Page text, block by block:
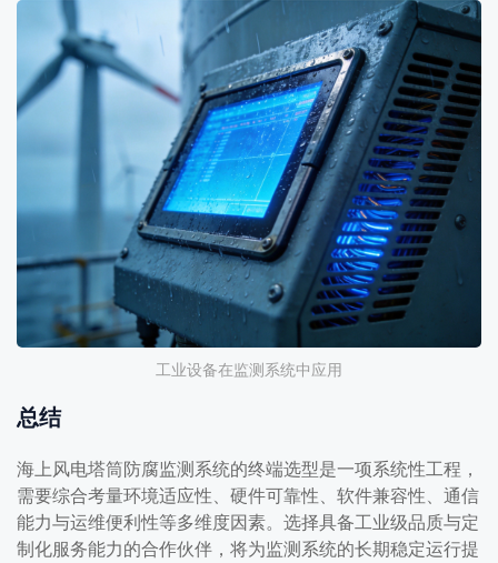
工业设备在监测系统中应用
总结
海上风电塔筒防腐监测系统的终端选型是一项系统性工程，
需要综合考量环境适应性、硬件可靠性、软件兼容性、通信
能力与运维便利性等多维度因素。选择具备工业级品质与定
制化服务能力的合作伙伴，将为监测系统的长期稳定运行提